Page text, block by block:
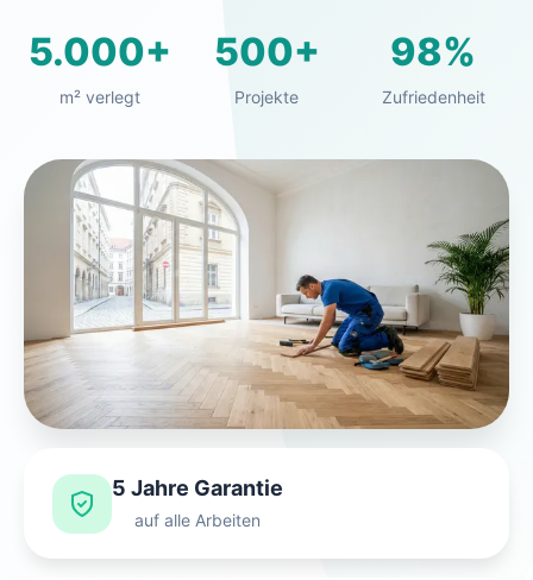
5.000+
m² verlegt
500+
Projekte
98%
Zufriedenheit
5 Jahre Garantie
auf alle Arbeiten